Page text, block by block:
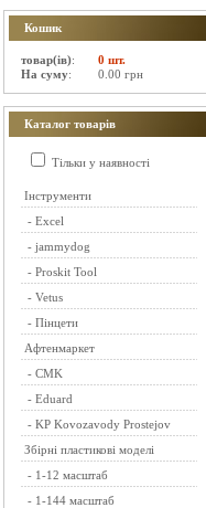
Кошик
товар(ів):
0 шт.
На суму: 0.00 грн
Каталог товарів
Тільки у наявності
Інструменти
- Excel
- jammydog
- Proskit Tool
- Vetus
- Пінцети
Афтенмаркет
- CMK
- Eduard
- KP Kovozavody Prostejov
Збірні пластикові моделі
- 1-12 масштаб
- 1-144 масштаб